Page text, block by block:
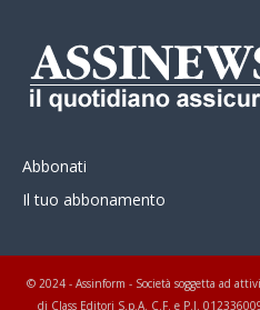
Abbonati
Il tuo abbonamento
© 2024 - Assinform - Società soggetta ad
di Class Editori S.p.A. C.F. e P.I.